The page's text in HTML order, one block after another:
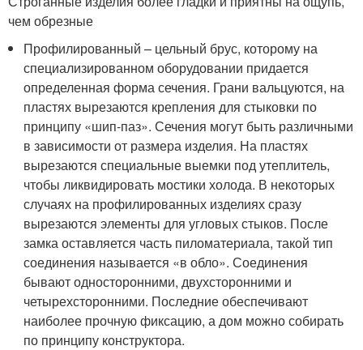
чем обрезные
Профилированный – цельный брус, которому на
специализированном оборудовании придается
определенная форма сечения. Грани вальцуются, на
пластях вырезаются крепления для стыковки по
принципу «шип-паз». Сечения могут быть различными
в зависимости от размера изделия. На пластях
вырезаются специальные выемки под утеплитель,
чтобы ликвидировать мостики холода. В некоторых
случаях на профилированных изделиях сразу
вырезаются элементы для угловых стыков. После
замка оставляется часть пиломатериала, такой тип
соединения называется «в обло». Соединения
бывают односторонними, двухсторонними и
четырехсторонними. Последние обеспечивают
наиболее прочную фиксацию, а дом можно собирать
по принципу конструктора.